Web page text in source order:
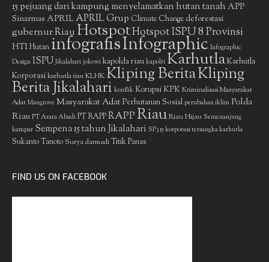
15 pejuang dari kampung menyelamatkan hutan tanah APP
Sinarmas APRIL APRIL Grup Climate Change deforestasi
gubernur RiauHotspotHotspot ISPU 8 Provinsi
HTIHutan infografisInfographic Infographic
Design ISPU Jikalahari jokowi kapolda riau kapolri KarhutlaKarhutla
Korporasikarhutla riauKLHKKliping BeritaKliping
Berita Jikalahari konflik Korupsi KPKKriminalisasi Masyarakat
Adat Mangrove Masyarakat AdatPerhutanan Sosial perubahan iklim Polda
Riau PT Arara Abadi PT RAPPRAPPRiauRiau Hijau Semenanjung
kampar Sempena 15 tahun Jikalahari SP3 15 korporasi tersangka karhutla
Sukanto Tanoto Surya darmadiTitik Panas
FIND US ON FACEBOOK